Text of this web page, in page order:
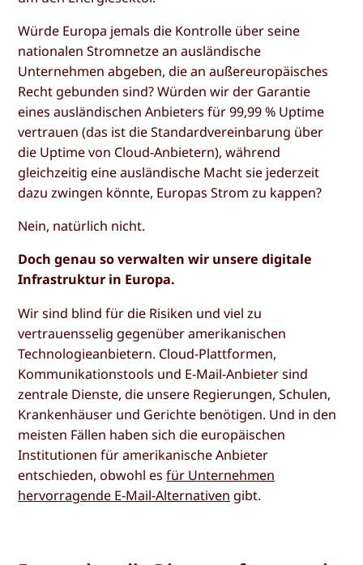
Würde Europa jemals die Kontrolle über seine
nationalen Stromnetze an ausländische
Unternehmen abgeben, die an außereuropäisches
Recht gebunden sind? Würden wir der Garantie
eines ausländischen Anbieters für 99,99 % Uptime
vertrauen (das ist die Standardvereinbarung über
die Uptime von Cloud-Anbietern), während
gleichzeitig eine ausländische Macht sie jederzeit
dazu zwingen könnte, Europas Strom zu kappen?
Nein, natürlich nicht.
Doch genau so verwalten wir unsere digitale
Infrastruktur in Europa.
Wir sind blind für die Risiken und viel zu
vertrauensselig gegenüber amerikanischen
Technologieanbietern. Cloud-Plattformen,
Kommunikationstools und E-Mail-Anbieter sind
zentrale Dienste, die unsere Regierungen, Schulen,
Krankenhäuser und Gerichte benötigen. Und in den
meisten Fällen haben sich die europäischen
Institutionen für amerikanische Anbieter
entschieden, obwohl esfür Unternehmen
hervorragende E-Mail-Alternativen gibt.